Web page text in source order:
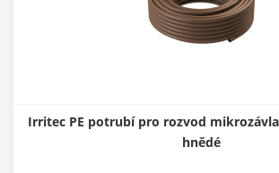
Irritec PE potrubí pro rozvod
hnědé